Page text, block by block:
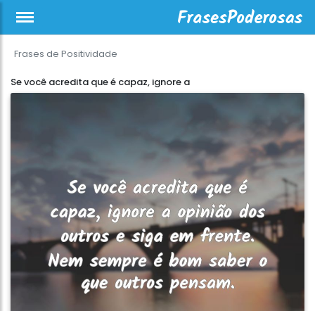
Frases de Positividade
Se você acredita que é capaz, ignore a